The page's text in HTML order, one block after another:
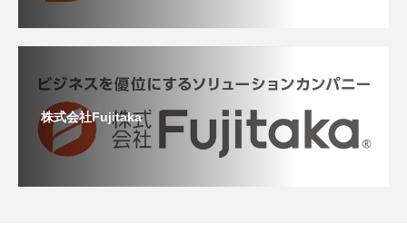
株式会社Fujitaka